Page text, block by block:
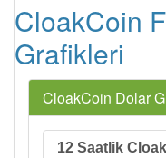
CloakCoin
Grafikleri
CloakCoin Dolar
12 Saatlik